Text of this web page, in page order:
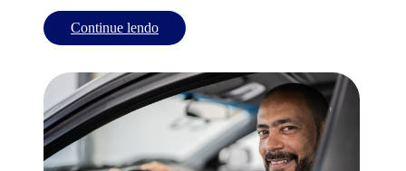
Continue lendo